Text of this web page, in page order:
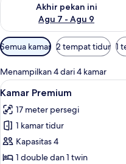
Akhir pekan ini
Agu 7 - Agu 9
Filter
tersedia
untuk
kamar
Semua kamar 2 tempat tidur 1
Menampilkan 4 dari 4 kamar
Lihat
semua
foto
untuk
Kamar
Premium
7
Kamar Premium
17 meter persegi
1 kamar tidur
Kapasitas 4
1 double dan 1 twin